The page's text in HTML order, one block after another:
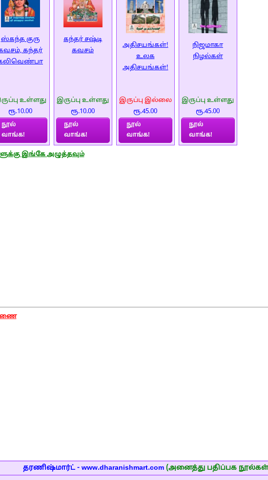
ஸ்கந்த குரு
கந்தர்
உள்ளது
ரூ.10.00
நூல்
வாங்க!
கந்தர் சஷ்டி
கவசம்
இருப்பு உள்ளது
ரூ.10.00
நூல்
வாங்க!
அதிசயங்கள்!
உலக
அதிசயங்கள்!
இருப்பு இல்லை
ரூ.45.00
நூல்
வாங்க!
நிஜமாகா
நிழல்கள்
இருப்பு உள்ளது
ரூ.45.00
நூல்
வாங்க!
இங்கே அழுத்தவும்
தரணிஷ்மார்ட் - www.dharanishmart.com (அனைத்து பதிப்பக நூல்கள்